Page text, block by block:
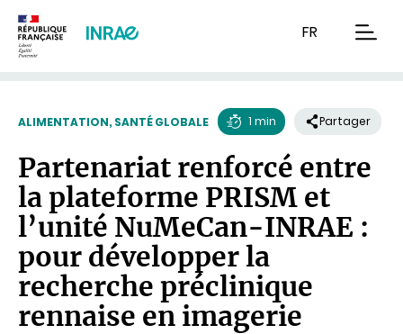
FR
ALIMENTATION, SANTÉ GLOBALE
de
lecture
1 min Partager
Partenariat renforcé entre
la plateforme PRISM et
l’unité NuMeCan-INRAE :
pour développer la
recherche préclinique
rennaise en imagerie